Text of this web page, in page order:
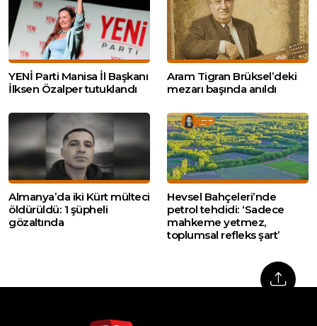
YENİ Parti Manisa İl Başkanı
İlksen Özalper tutuklandı
Aram Tigran Brüksel’deki
mezarı başında anıldı
Almanya’da iki Kürt mülteci
öldürüldü: 1 şüpheli
gözaltında
Hevsel Bahçeleri’nde
petrol tehdidi: ‘Sadece
mahkeme yetmez,
toplumsal refleks şart’